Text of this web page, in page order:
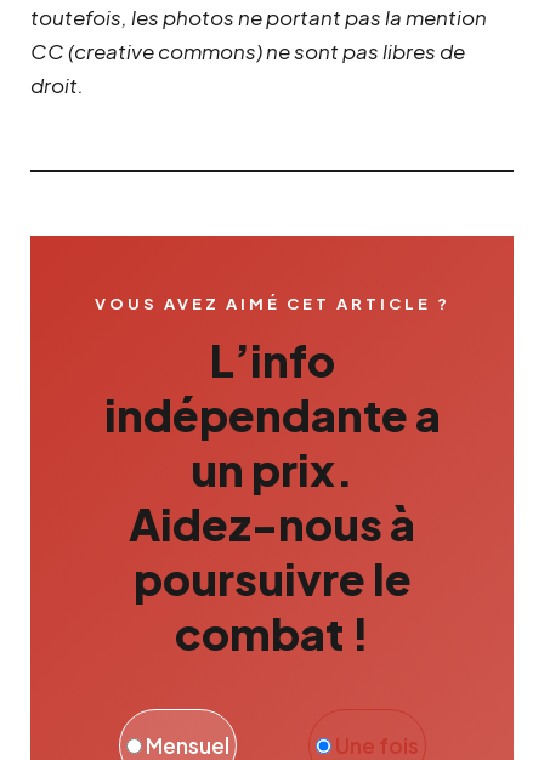
toutefois, les photos ne portant pas la mention
CC (creative commons) ne sont pas libres de
droit.
VOUS AVEZ AIMÉ CET ARTICLE ?
L’info
indépendante a
un prix.
Aidez-nous à
poursuivre le
combat !
Une fois
Mensuel